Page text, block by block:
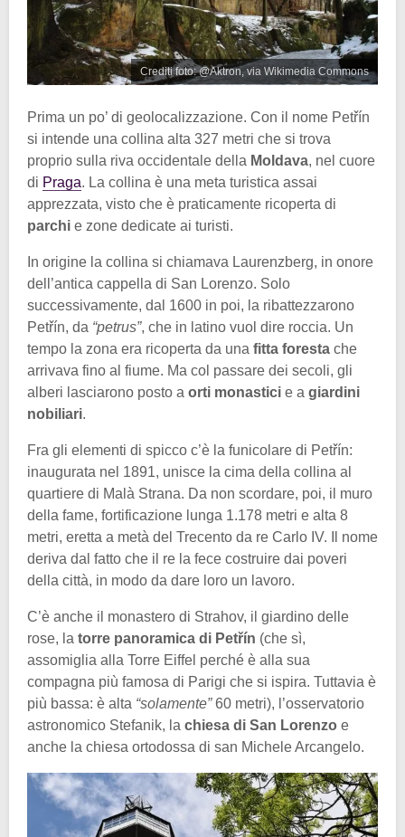
Crediti foto: @Aktron, via Wikimedia Commons
Prima un po’ di geolocalizzazione. Con il nome Petřín
si intende una collina alta 327 metri che si trova
proprio sulla riva occidentale della Moldava, nel cuore
di Praga. La collina è una meta turistica assai
apprezzata, visto che è praticamente ricoperta di
parchi e zone dedicate ai turisti.
In origine la collina si chiamava Laurenzberg, in onore
dell’antica cappella di San Lorenzo. Solo
successivamente, dal 1600 in poi, la ribattezzarono
Petřín, da “petrus”, che in latino vuol dire roccia. Un
tempo la zona era ricoperta da una fitta foresta che
arrivava fino al fiume. Ma col passare dei secoli, gli
alberi lasciarono posto a orti monastici e a giardini
nobiliari.
Fra gli elementi di spicco c’è la funicolare di Petřín:
inaugurata nel 1891, unisce la cima della collina al
quartiere di Malà Strana. Da non scordare, poi, il muro
della fame, fortificazione lunga 1.178 metri e alta 8
metri, eretta a metà del Trecento da re Carlo IV. Il nome
deriva dal fatto che il re la fece costruire dai poveri
della città, in modo da dare loro un lavoro.
C’è anche il monastero di Strahov, il giardino delle
rose, la torre panoramica di Petřín (che sì,
assomiglia alla Torre Eiffel perché è alla sua
compagna più famosa di Parigi che si ispira. Tuttavia è
più bassa: è alta “solamente”60 metri), l’osservatorio
astronomico Stefanik, la chiesa di San Lorenzo e
anche la chiesa ortodossa di san Michele Arcangelo.